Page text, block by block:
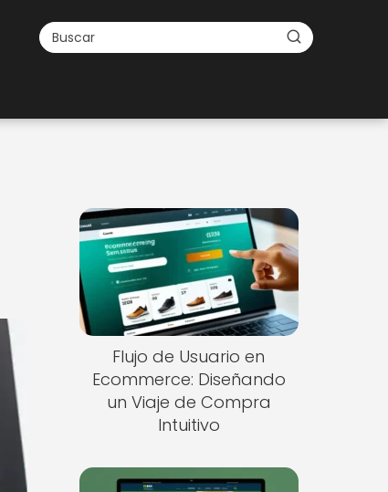
Flujo de Usuario en
Ecommerce: Diseñando
un Viaje de Compra
Intuitivo